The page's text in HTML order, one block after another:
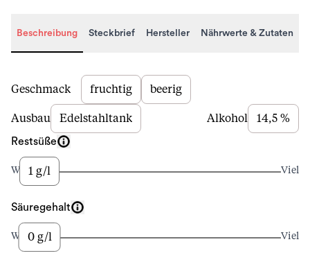
Beschreibung Steckbrief Hersteller Nährwerte & Zutaten
Beschreibung
Geschmack fruchtig beerig
Ausbau Edelstahltank Alkohol 14,5 %
Restsüße
Wenig1 g/l Viel
Säuregehalt
Wenig0 g/l Viel